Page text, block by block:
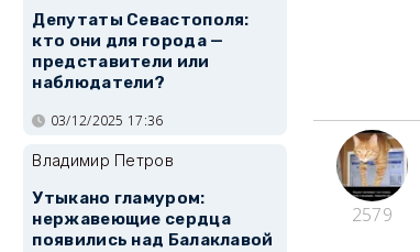
2579
Депутаты Севастополя:
кто они для города —
представители или
наблюдатели?
03/12/2025 17:36
Владимир Петров
Утыкано гламуром:
нержавеющие сердца
появились над Балаклавой